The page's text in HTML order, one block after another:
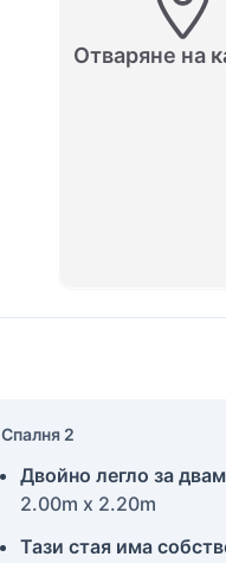
Отваряне на
Спалня 2
Двойно легло за
2.00m x 2.20m
Тази стая има